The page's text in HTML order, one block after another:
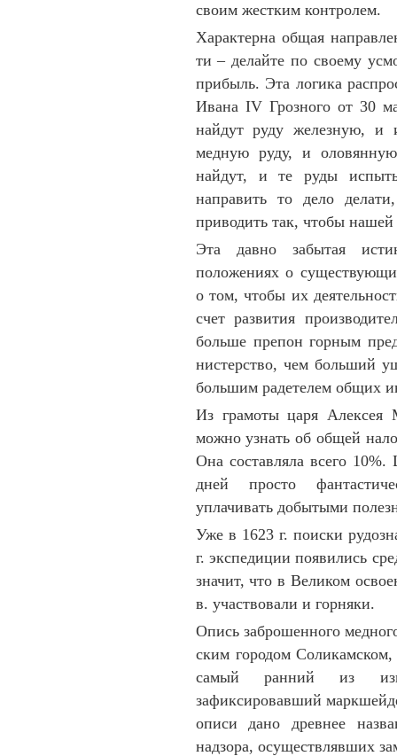
своим жестким контролем.
Характерна общая
ти – делайте по своему
при­быль. Эта логика
Ива­на IV Грозного от 30
найдут руду же­лез­ную,
медную руду, и
найдут, и те руды
направить то дело
приводить так, что­бы
Эта давно забытая
положениях о
о том, чтобы их
счет раз­вития
больше препон горным
нистер­ство, чем больший
большим ра­детелем общих
Из грамоты царя Алексея
мож­но узнать об об­щей
Она сос­тавляла всего
дней прос­то
уплачивать добытыми
Уже в 1623 г. поиски
г. экспе­диции появились
зна­чит, что в Великом
в. участ­вовали и горняки.
Опись заброшенного
ским городом
самый ранний из
зафиксировавший
описи дано древ­нее
надзора, осу­ще­ствлявших